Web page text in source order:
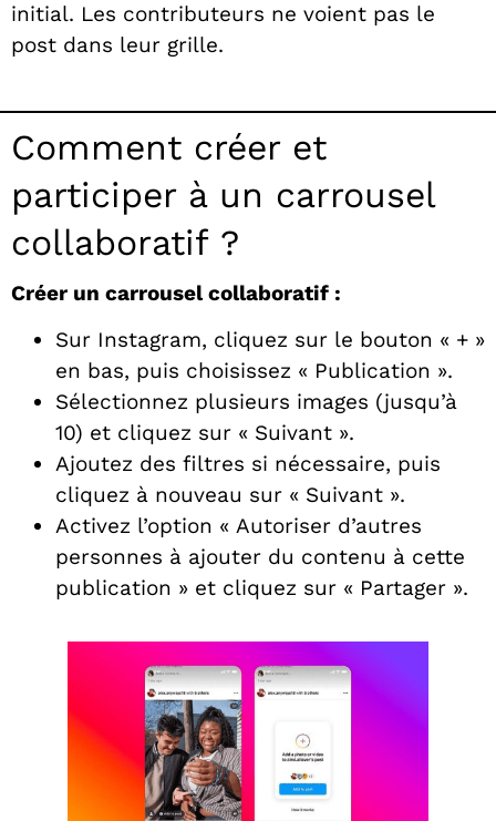
initial. Les contributeurs ne voient pas le
post dans leur grille.
Comment créer et
participer à un carrousel
collaboratif ?
Créer un carrousel collaboratif :
Sur Instagram, cliquez sur le bouton « + »
en bas, puis choisissez « Publication ».
Sélectionnez plusieurs images (jusqu’à
10) et cliquez sur « Suivant ».
Ajoutez des filtres si nécessaire, puis
cliquez à nouveau sur « Suivant ».
Activez l’option « Autoriser d’autres
personnes à ajouter du contenu à cette
publication » et cliquez sur « Partager ».